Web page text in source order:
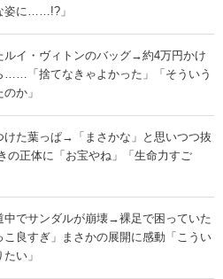
姿に……!?」
ルイ・ヴィトンのバッグ→約4万円かけ
……「捨てなきゃよかった」「そういう
か」
けた葉っぱ→「まさかな」と思いつつ抜
正体に「お宝やね」「生命力すご
中でサンダルが崩壊→裸足で困っていた
良すぎ」まさかの展開に感動「こうい
い」